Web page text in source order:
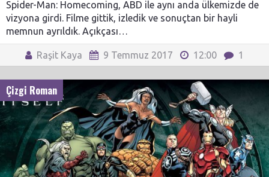
Spider-Man: Homecoming, ABD ile aynı anda ülkemizde de
vizyona girdi. Filme gittik, izledik ve sonuçtan bir hayli
memnun ayrıldık. Açıkçası…
Raşit Kaya 9 Temmuz 2017 12:00 1
Çizgi Roman